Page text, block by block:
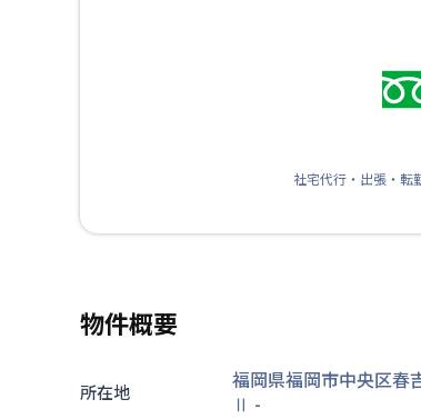
社宅代行・出張・転
物件概要
所在地
福岡県福岡市中央区春
Ⅱ -